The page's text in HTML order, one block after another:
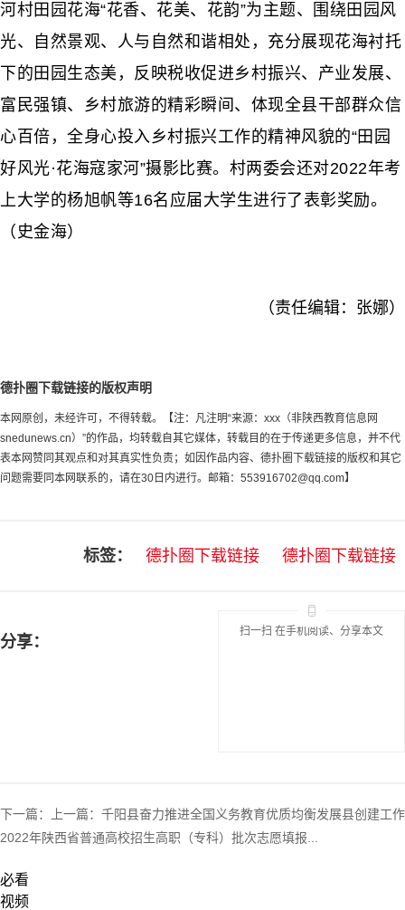
河村田园花海“花香、花美、花韵”为主题、围绕田园风
光、自然景观、人与自然和谐相处，充分展现花海衬托
下的田园生态美，反映税收促进乡村振兴、产业发展、
富民强镇、乡村旅游的精彩瞬间、体现全县干部群众信
心百倍，全身心投入乡村振兴工作的精神风貌的“田园
好风光·花海寇家河”摄影比赛。村两委会还对2022年考
上大学的杨旭帆等16名应届大学生进行了表彰奖励。
（史金海）
（责任编辑：张娜）
德扑圈下载链接的版权声明
本网原创，未经许可，不得转载。【注：凡注明“来源：xxx（非陕西教育信息网
snedunews.cn）”的作品，均转载自其它媒体，转载目的在于传递更多信息，并不代
表本网赞同其观点和对其真实性负责；如因作品内容、德扑圈下载链接的版权和其它
问题需要同本网联系的，请在30日内进行。邮箱： 553916702@qq.com】
标签： 德扑圈下载链接 德扑圈下载链接
分享：
扫一扫 在手机阅读、分享本文
上一篇： 千阳县奋力推进全国义务教育优质均衡发展县创建工作
下一篇：
2022年陕西省普通高校招生高职（专科）批次志愿填报...
必看
视频